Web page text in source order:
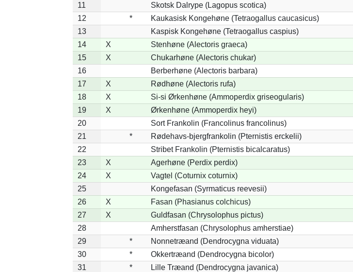
11
Skotsk Dalrype (Lagopus scotica)
12
*
Kaukasisk Kongehøne (Tetraogallus caucasicus)
13
Kaspisk Kongehøne (Tetraogallus caspius)
14
X
Stenhøne (Alectoris graeca)
15
X
Chukarhøne (Alectoris chukar)
16
Berberhøne (Alectoris barbara)
17
X Rødhøne (Alectoris rufa)
18
X
Si-si Ørkenhøne (Ammoperdix griseogularis)
19
X
Ørkenhøne (Ammoperdix heyi)
20
Sort Frankolin (Francolinus francolinus)
21
*
Rødehavs-bjergfrankolin (Pternistis erckelii)
22
Stribet Frankolin (Pternistis bicalcaratus)
23
X
Agerhøne (Perdix perdix)
24
X
Vagtel (Coturnix coturnix)
25
Kongefasan (Syrmaticus reevesii)
26
X
Fasan (Phasianus colchicus)
27
X
Guldfasan (Chrysolophus pictus)
28
Amherstfasan (Chrysolophus amherstiae)
29
*
Nonnetræand (Dendrocygna viduata)
30
*
Okkertræand (Dendrocygna bicolor)
31
*
Lille Træand (Dendrocygna javanica)